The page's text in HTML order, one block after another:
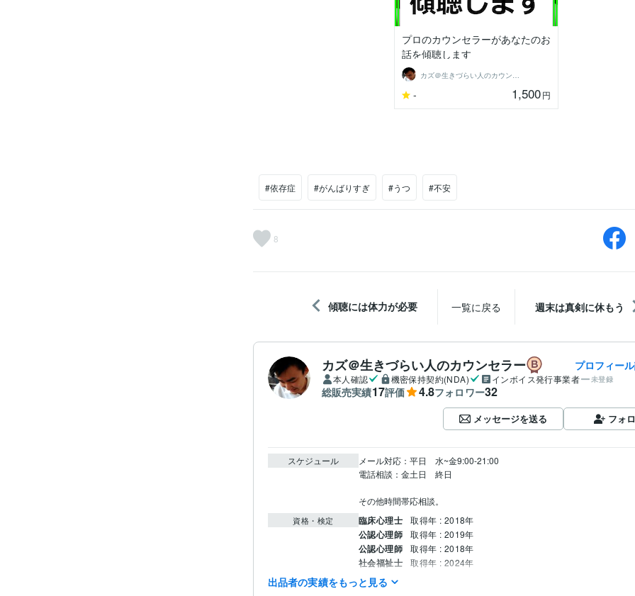
プロのカウンセラーがあなたのお
話を傾聴します
カズ＠生きづらい人のカウンセラー
- 1,500円
#依存症 #がんばりすぎ #うつ #不安
8
傾聴には体力が必要 一覧に戻る 週末は真剣に休もう
カズ＠生きづらい人のカウンセラー プロフィー
本人確認 機密保持契約(NDA) インボイス発行事業者 未登録
総販売実績17評価 4.8フォロワー32
メッセージを送る フォ
スケジュール
メール対応：平日　水~金9:00-21:00
電話相談：金土日　終日
資格・検定 臨床心理士 取得年 : 2018年
公認心理師 取得年 : 2019年
公認心理師 取得年 : 2018年
社会福祉士 取得年 : 2024年
得意分野 悩み相談・カウンセリング
出品者の実績をもっと見る